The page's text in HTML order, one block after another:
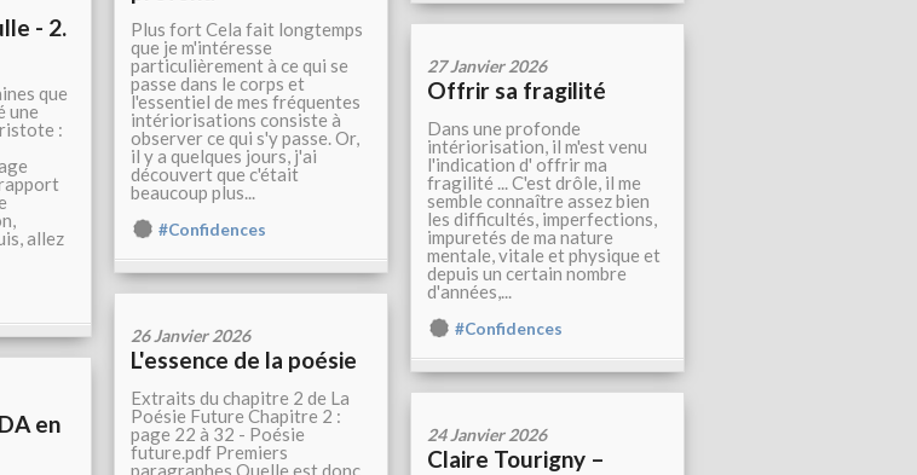
Plus fort Cela fait longtemps
que je m'intéresse
particulièrement à ce qui se
passe dans le corps et
l'essentiel de mes fréquentes
intériorisations consiste à
observer ce qui s'y passe. Or,
il y a quelques jours, j'ai
découvert que c'était
beaucoup plus...
#Confidences
- 2.
que
une
:
allez
27 Janvier 2026
Offrir sa fragilité
Dans une profonde
intériorisation, il m'est venu
l'indication d' offrir ma
fragilité ... C'est drôle, il me
semble connaître assez bien
les difficultés, imperfections,
impuretés de ma nature
mentale, vitale et physique et
depuis un certain nombre
d'années,...
#Confidences
26 Janvier 2026
L'essence de la poésie
Extraits du chapitre 2 de La
Poésie Future Chapitre 2 :
page 22 à 32 - Poésie
future.pdf Premiers
paragraphes Quelle est donc
en
24 Janvier 2026
Claire Tourigny –